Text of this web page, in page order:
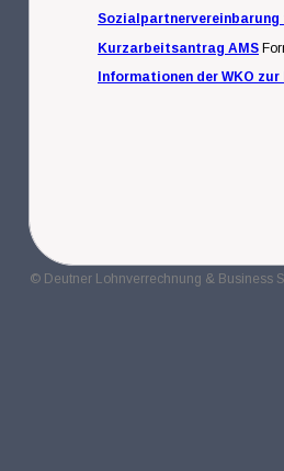
© Deutner Lohnverrechnung & Business
Sozialpartnervereinbarung
Kurzarbeitsantrag AMS
Informationen der WKO